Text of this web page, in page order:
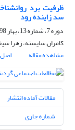
ظرفیت برد
سد زاینده رود
دوره 7، شماره 13، بهار 1398، صفحه
کامران شایسته، زهرا
مشاهده مقاله
اصل
مقالات آماده انتشار
شماره جاری